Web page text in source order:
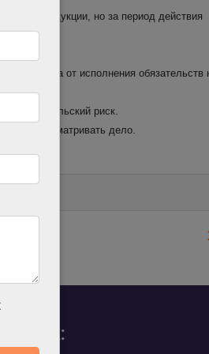
часть продукции, но за период действия
отказа от исполнения обязательств
риск.
пересматривать дело.